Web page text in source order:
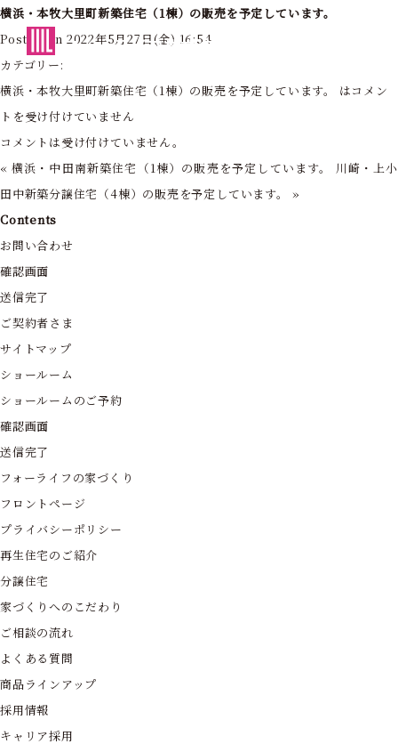
フォーライフ株式会社
横浜・本牧大里町新築住宅（1棟）の販売を予定しています。
Posted on 2022年5月27日(金) 16:54
カテゴリー:
横浜・本牧大里町新築住宅（1棟）の販売を予定しています。 はコメン
トを受け付けていません
コメントは受け付けていません。
« 横浜・中田南新築住宅（1棟）の販売を予定しています。
川崎・上小
田中新築分譲住宅（4棟）の販売を予定しています。
»
Contents
お問い合わせ
確認画面
送信完了
ご契約者さま
サイトマップ
ショールーム
ショールームのご予約
確認画面
送信完了
フォーライフの家づくり
フロントページ
プライバシーポリシー
再生住宅のご紹介
分譲住宅
家づくりへのこだわり
ご相談の流れ
よくある質問
商品ラインアップ
採用情報
キャリア採用